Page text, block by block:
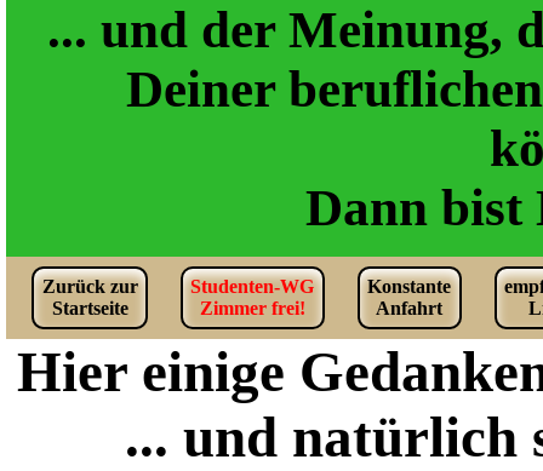
... und der Meinung,
Deiner
Dann
Zurück zur
Startseite
Studenten-WG
Zimmer frei!
Konstante
Anfahrt
Hier einige
... und